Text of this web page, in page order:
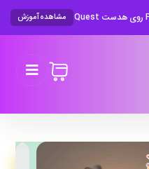
مشاهده آموزش